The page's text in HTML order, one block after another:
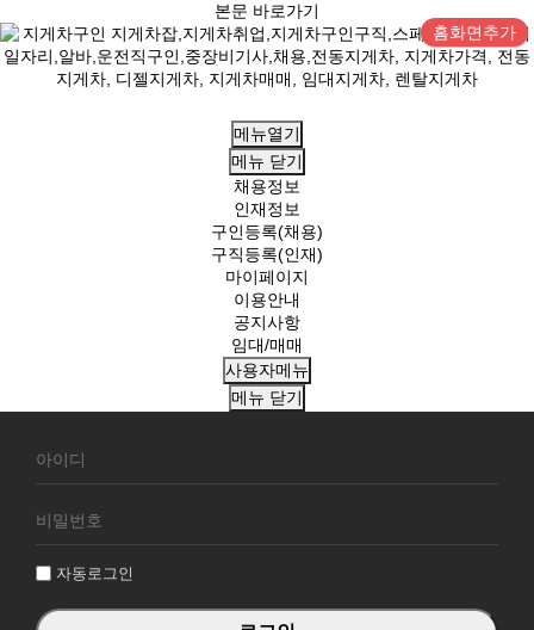
본문 바로가기
홈화면추가
메뉴열기
메뉴 닫기
채용정보
인재정보
구인등록(채용)
구직등록(인재)
마이페이지
이용안내
공지사항
임대/매매
사용자메뉴
메뉴 닫기
원
그
자동로그인